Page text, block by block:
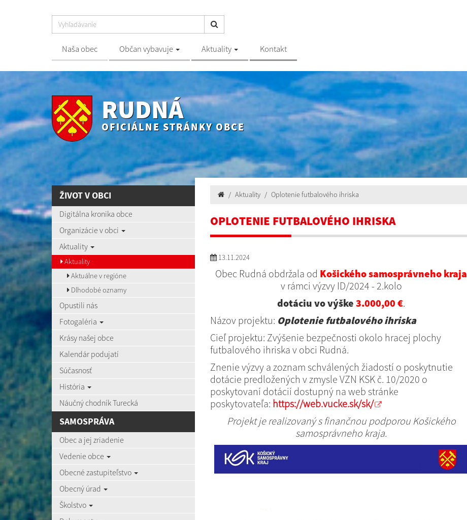
Naša obec Občan vybavuje Aktuality Kontakt
RUDNÁ
OFICIÁLNE STRÁNKY OBCE
ŽIVOT V OBCI
Digitálna kronika obce
Organizácie v obci
Aktuality
Aktuality
Aktuálne v regióne
Dlhodobé oznamy
Opustili nás
Fotogaléria
Krásy našej obce
Kalendár podujatí
Súčasnosť
História
Náučný chodník Turecká
SAMOSPRÁVA
Obec a jej zriadenie
Vedenie obce
Obecné zastupiteľstvo
Obecný úrad
Školstvo
Aktuality Oplotenie futbalového ihriska
OPLOTENIE FUTBALOVÉHO IHRISKA
13.11.2024
Obec Rudná obdržala od Košického samosprávneho kraja
v rámci výzvy ID/2024 - 2.kolo
dotáciu vo výške 3.000,00 €.
Názov projektu: Oplotenie futbalového ihriska
Cieľ projektu: Zvýšenie bezpečnosti okolo hracej plochy
futbalového ihriska v obci Rudná.
Znenie výzvy a zoznam schválených žiadostí o poskytnutie
dotácie predložených v zmysle VZN KSK č. 10/2020 o
poskytovaní dotácií dostupný na web stránke
poskytovateľa: https://web.vucke.sk/sk/
Projekt je realizovaný s finančnou podporou Košického
samosprávneho kraja.